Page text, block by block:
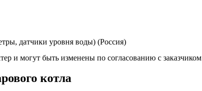
датчики уровня воды) (Россия)
и могут быть изменены по согласованию с заказчиком
котла